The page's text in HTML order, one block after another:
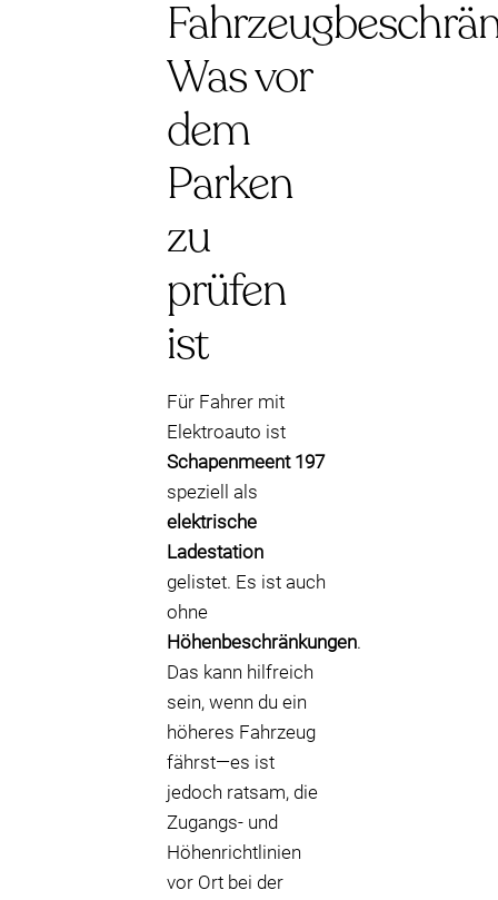
Was vor
dem
Parken
zu
prüfen
ist
Für Fahrer mit
Elektroauto ist
Schapenmeent 197
speziell als
elektrische
Ladestation
gelistet. Es ist auch
ohne
Höhenbeschränkungen.
Das kann hilfreich
sein, wenn du ein
höheres Fahrzeug
fährst—es ist
jedoch ratsam, die
Zugangs- und
Höhenrichtlinien
vor Ort bei der